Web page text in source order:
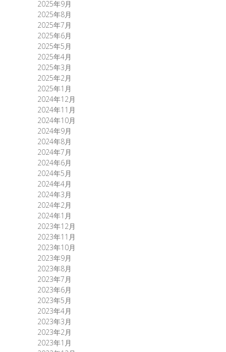
2025年9月
2025年8月
2025年7月
2025年6月
2025年5月
2025年4月
2025年3月
2025年2月
2025年1月
2024年12月
2024年11月
2024年10月
2024年9月
2024年8月
2024年7月
2024年6月
2024年5月
2024年4月
2024年3月
2024年2月
2024年1月
2023年12月
2023年11月
2023年10月
2023年9月
2023年8月
2023年7月
2023年6月
2023年5月
2023年4月
2023年3月
2023年2月
2023年1月